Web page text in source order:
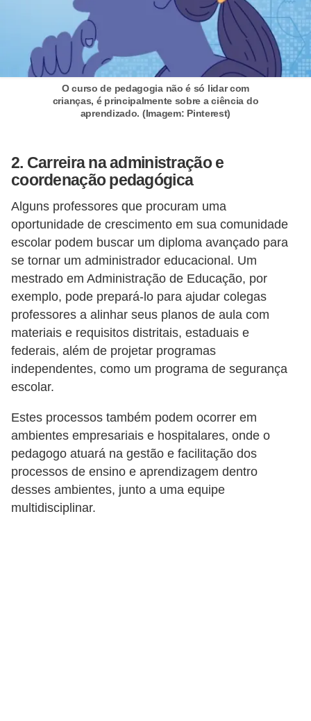
O curso de pedagogia não é só lidar com
crianças, é principalmente sobre a ciência do
aprendizado. (Imagem: Pinterest)
2. Carreira na administração e
coordenação pedagógica
Alguns professores que procuram uma
oportunidade de crescimento em sua comunidade
escolar podem buscar um diploma avançado para
se tornar um administrador educacional. Um
mestrado em Administração de Educação, por
exemplo, pode prepará-lo para ajudar colegas
professores a alinhar seus planos de aula com
materiais e requisitos distritais, estaduais e
federais, além de projetar programas
independentes, como um programa de segurança
escolar.
Estes processos também podem ocorrer em
ambientes empresariais e hospitalares, onde o
pedagogo atuará na gestão e facilitação dos
processos de ensino e aprendizagem dentro
desses ambientes, junto a uma equipe
multidisciplinar.
a
ç
o
t
a
b
a
l
h
o
P
o
r
t
a
r
i
a
1